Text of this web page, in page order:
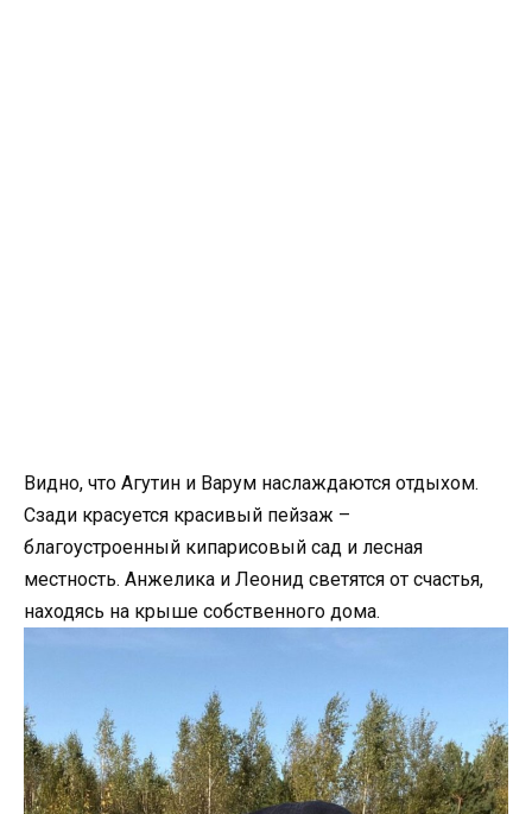
Видно, что Агутин и Варум наслаждаются отдыхом.
Сзади красуется красивый пейзаж –
благоустроенный кипарисовый сад и лесная
местность. Анжелика и Леонид светятся от счастья,
находясь на крыше собственного дома.